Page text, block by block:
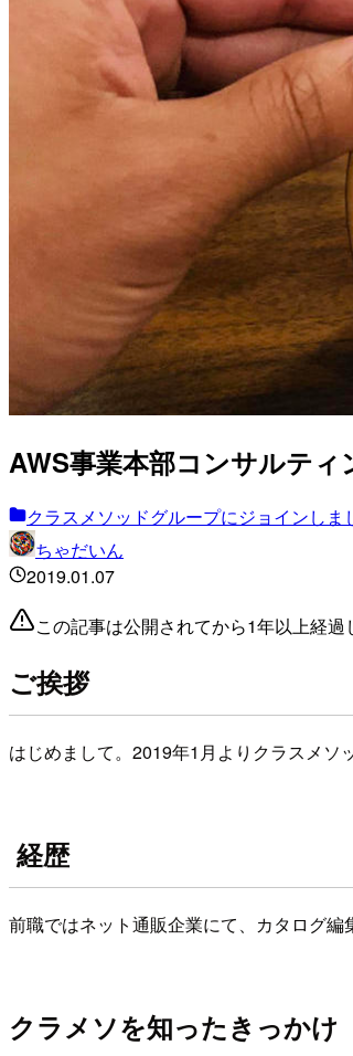
AWS事業本部コンサルテ
クラスメソッドグループにジョインしま
ちゃだいん
2019.01.07
この記事は公開されてから1年以上経
ご挨拶
はじめまして。2019年1月よりクラスメソ
経歴
前職ではネット通販企業にて、カタログ編
クラメソを知ったきっかけ